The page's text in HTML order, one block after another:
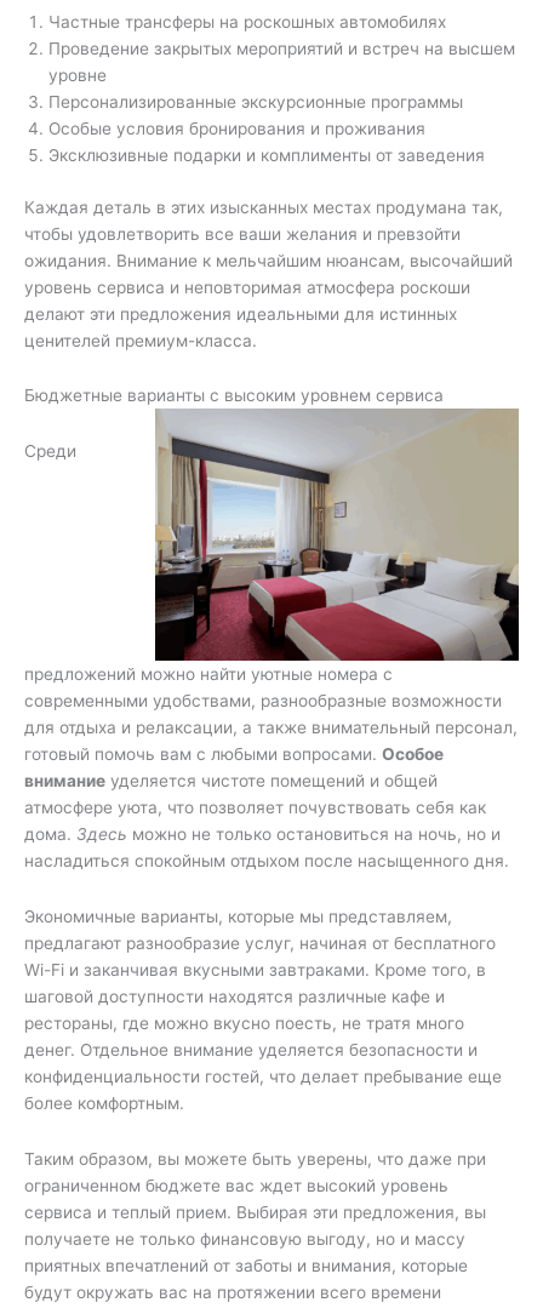
Частные трансферы на роскошных автомобилях
Проведение закрытых мероприятий и встреч на высшем
уровне
Персонализированные экскурсионные программы
Особые условия бронирования и проживания
Эксклюзивные подарки и комплименты от заведения
Каждая деталь в этих изысканных местах продумана так,
чтобы удовлетворить все ваши желания и превзойти
ожидания. Внимание к мельчайшим нюансам, высочайший
уровень сервиса и неповторимая атмосфера роскоши
делают эти предложения идеальными для истинных
ценителей премиум-класса.
Бюджетные варианты с высоким уровнем сервиса
Среди
предложений можно найти уютные номера с
современными удобствами, разнообразные возможности
для отдыха и релаксации, а также внимательный персонал,
готовый помочь вам с любыми вопросами. Особое
внимание уделяется чистоте помещений и общей
атмосфере уюта, что позволяет почувствовать себя как
дома. Здесь можно не только остановиться на ночь, но и
насладиться спокойным отдыхом после насыщенного дня.
Экономичные варианты, которые мы представляем,
предлагают разнообразие услуг, начиная от бесплатного
Wi-Fi и заканчивая вкусными завтраками. Кроме того, в
шаговой доступности находятся различные кафе и
рестораны, где можно вкусно поесть, не тратя много
денег. Отдельное внимание уделяется безопасности и
конфиденциальности гостей, что делает пребывание еще
более комфортным.
Таким образом, вы можете быть уверены, что даже при
ограниченном бюджете вас ждет высокий уровень
сервиса и теплый прием. Выбирая эти предложения, вы
получаете не только финансовую выгоду, но и массу
приятных впечатлений от заботы и внимания, которые
будут окружать вас на протяжении всего времени